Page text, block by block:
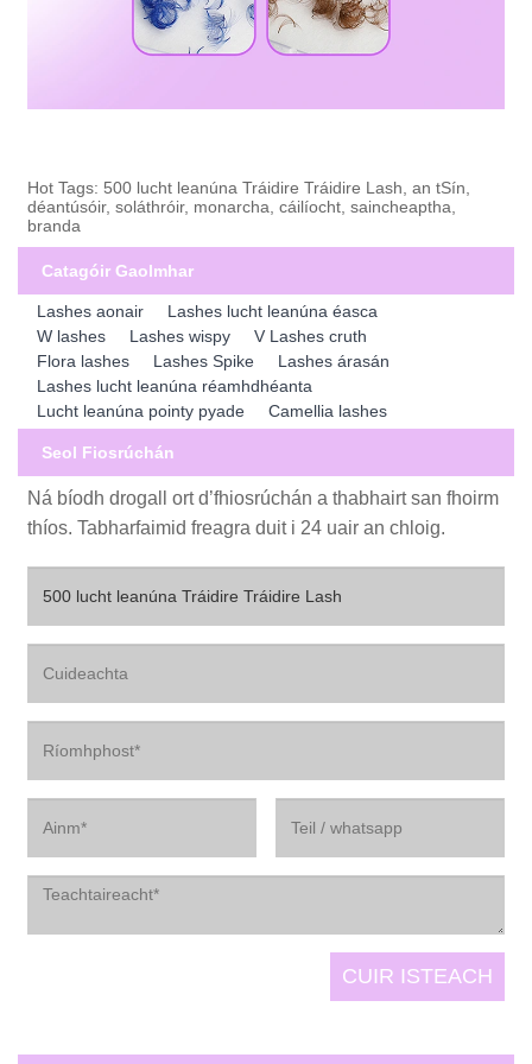
Hot Tags: 500 lucht leanúna Tráidire Tráidire Lash, an tSín,
déantúsóir, soláthróir, monarcha, cáilíocht, saincheaptha,
branda
Catagóir Gaolmhar
Lashes aonair
Lashes lucht leanúna éasca
W lashes
Lashes wispy
V Lashes cruth
Flora lashes
Lashes Spike
Lashes árasán
Lashes lucht leanúna réamhdhéanta
Lucht leanúna pointy pyade
Camellia lashes
Seol Fiosrúchán
Ná bíodh drogall ort d’fhiosrúchán a thabhairt san fhoirm
thíos. Tabharfaimid freagra duit i 24 uair an chloig.